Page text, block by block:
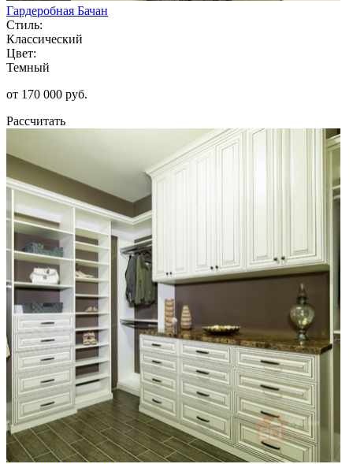
Гардеробная Бачан
Стиль:
Классический
Цвет:
Темный
от 170 000 руб.
Рассчитать